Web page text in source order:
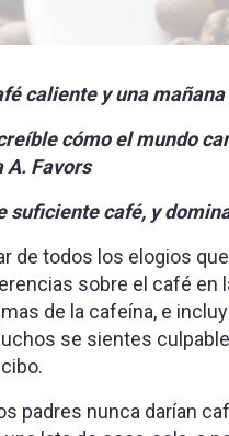
caliente y una
cómo el mundo
A. Favors
suficiente café, y
de todos los elogios
sobre el café en
de la cafeína, e
se sientes
padres nunca darían